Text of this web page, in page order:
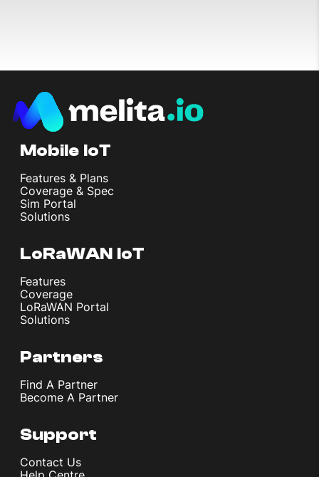
Mobile IoT
Features & Plans
Coverage & Spec
Sim Portal
Solutions
LoRaWAN IoT
Features
Coverage
LoRaWAN Portal
Solutions
Partners
Find A Partner
Become A Partner
Support
Contact Us